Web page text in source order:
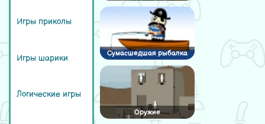
Игры приколы
Игры шарики
Логические игры
Сумасшедшая рыбалка
Оружие